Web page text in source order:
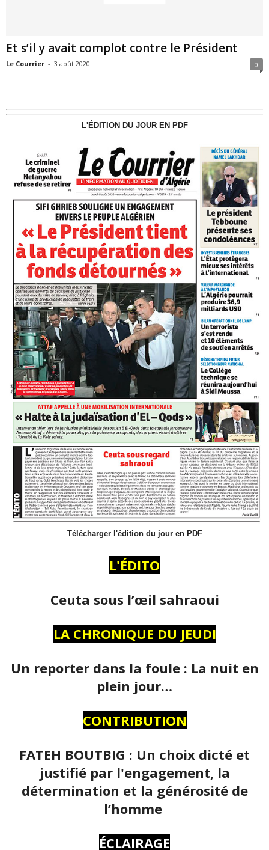
Et s’il y avait complot contre le Président
Le Courrier - 3 août 2020 0
L'ÉDITION DU JOUR EN PDF
Télécharger l'édition du jour en PDF
L'ÉDITO
Ceuta sous l’œil sahraoui
LA CHRONIQUE DU JEUDI
Un reporter dans la foule : La nuit en
plein jour…
CONTRIBUTION
FATEH BOUTBIG : Un choix dicté et
justifié par l'engagement, la
détermination et la générosité de
l’homme
ÉCLAIRAGE